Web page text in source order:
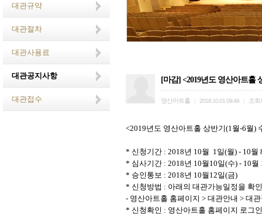
대관규약
대관절차
대관사용료
대관공지사항
대관접수
[마감] <2019년도 영산아트홀
영산아트홀 2018.10.01 09:49 조회
<2019년도 영산아트홀 상반기(1월-6월)
* 신청기간 : 2018년 10월 1일(월) - 10월
* 심사기간 : 2018년 10월10일(수) - 10월
* 승인통보 : 2018년 10월 12일(금)
* 신청방법 : 아래의 대관가능일정을 확
- 영산아트홀 홈페이지 > 대관안내 > 대
* 신청확인 : 영산아트홀 홈페이지 로그